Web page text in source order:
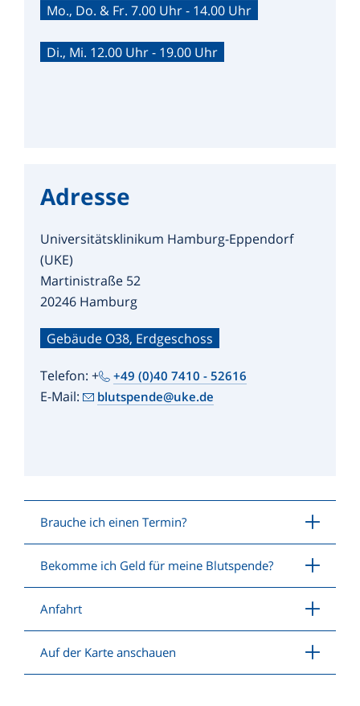
Mo., Do. & Fr. 7.00 Uhr - 14.00 Uhr
Di., Mi. 12.00 Uhr - 19.00 Uhr
Adresse
Universitätsklinikum Hamburg-Eppendorf
(UKE)
Martinistraße 52
20246 Hamburg
Gebäude O38, Erdgeschoss
Telefon: + +49 (0)40 7410 - 52616
E-Mail: blutspende@uke.de
Brauche ich einen Termin?
Bekomme ich Geld für meine Blutspende?
Anfahrt
Auf der Karte anschauen